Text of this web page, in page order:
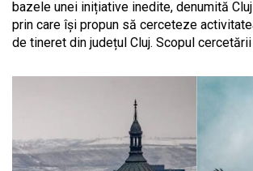
bazele unei inițiative inedite, denumită
prin care își propun să cerceteze
de tineret din județul Cluj. Scopul